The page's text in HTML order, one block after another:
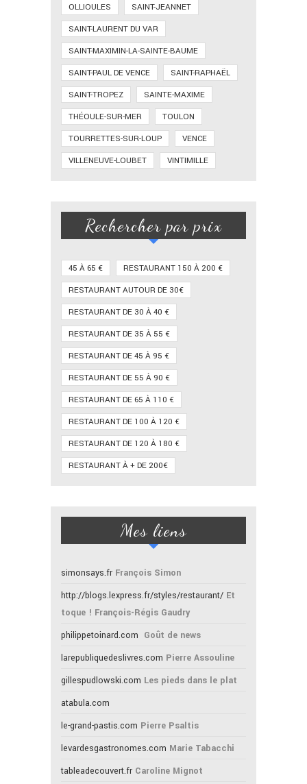
OLLIOULES
SAINT-JEANNET
SAINT-LAURENT DU VAR
SAINT-MAXIMIN-LA-SAINTE-BAUME
SAINT-PAUL DE VENCE
SAINT-RAPHAËL
SAINT-TROPEZ
SAINTE-MAXIME
THÉOULE-SUR-MER
TOULON
TOURRETTES-SUR-LOUP
VENCE
VILLENEUVE-LOUBET
VINTIMILLE
Rechercher par prix
45 À 65 €
RESTAURANT 150 À 200 €
RESTAURANT AUTOUR DE 30€
RESTAURANT DE 30 À 40 €
RESTAURANT DE 35 À 55 €
RESTAURANT DE 45 À 95 €
RESTAURANT DE 55 À 90 €
RESTAURANT DE 65 À 110 €
RESTAURANT DE 100 À 120 €
RESTAURANT DE 120 À 180 €
RESTAURANT À + DE 200€
Mes liens
simonsays.fr François Simon
http://blogs.lexpress.fr/styles/restaurant/ Et
toque ! François-Régis Gaudry
philippetoinard.com Goût de news
larepubliquedeslivres.com Pierre Assouline
gillespudlowski.com Les pieds dans le plat
atabula.com
le-grand-pastis.com Pierre Psaltis
levardesgastronomes.com Marie Tabacchi
tableadecouvert.fr Caroline Mignot